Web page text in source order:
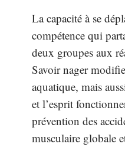
La capacité à se
compétence qui
deux groupes aux
Savoir nager
aquatique, mais
et l’esprit
prévention des
musculaire globale